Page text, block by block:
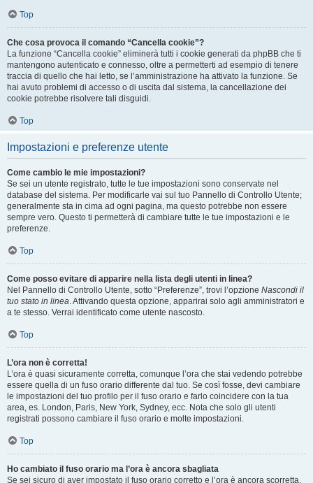
Top
Che cosa provoca il comando “Cancella cookie”?
La funzione “Cancella cookie” eliminerà tutti i cookie generati da phpBB che ti
mantengono autenticato e connesso, oltre a permetterti ad esempio di tenere
traccia di quello che hai letto, se l’amministrazione ha attivato la funzione. Se
hai avuto problemi di accesso o di uscita dal sistema, la cancellazione dei
cookie potrebbe risolvere tali disguidi.
Top
Impostazioni e preferenze utente
Come cambio le mie impostazioni?
Se sei un utente registrato, tutte le tue impostazioni sono conservate nel
database del sistema. Per modificarle vai sul tuo Pannello di Controllo Utente;
generalmente sta in cima ad ogni pagina, ma questo potrebbe non essere
sempre vero. Questo ti permetterà di cambiare tutte le tue impostazioni e le
preferenze.
Top
Come posso evitare di apparire nella lista degli utenti in linea?
Nel Pannello di Controllo Utente, sotto “Preferenze”, trovi l’opzione Nascondi il
tuo stato in linea. Attivando questa opzione, apparirai solo agli amministratori e
a te stesso. Verrai identificato come utente nascosto.
Top
L’ora non è corretta!
L’ora è quasi sicuramente corretta, comunque l’ora che stai vedendo potrebbe
essere quella di un fuso orario differente dal tuo. Se così fosse, devi cambiare
le impostazioni del tuo profilo per il fuso orario e farlo coincidere con la tua
area, es. London, Paris, New York, Sydney, ecc. Nota che solo gli utenti
registrati possono cambiare il fuso orario e molte impostazioni.
Top
Ho cambiato il fuso orario ma l’ora è ancora sbagliata
Se sei sicuro di aver impostato il fuso orario corretto e l’ora è ancora scorretta,